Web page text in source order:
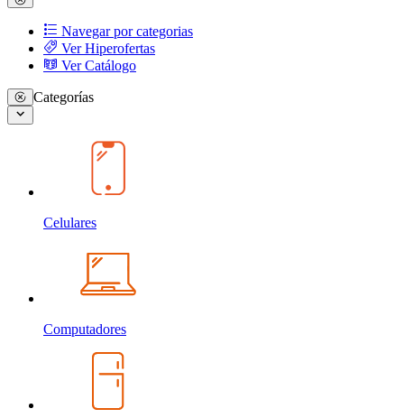
Navegar por categorias
Ver Hiperofertas
Ver Catálogo
Categorías
Celulares
Computadores